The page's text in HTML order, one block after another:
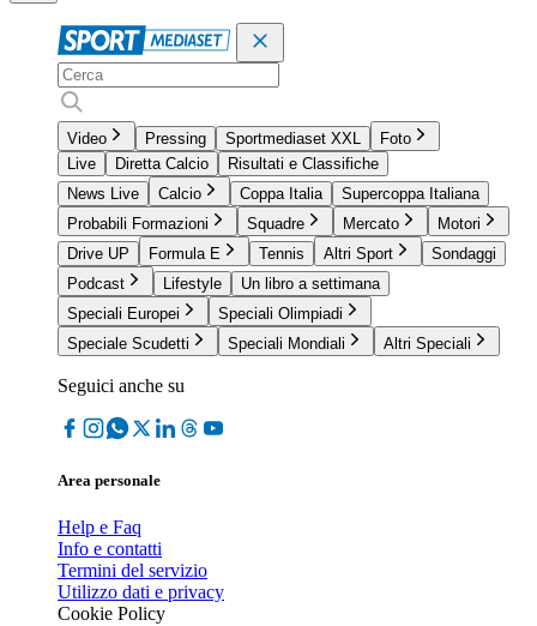
Video Pressing Sportmediaset XXL
Foto
Live
Diretta Calcio
Risultati e Classifiche
News Live
Calcio Coppa Italia
Supercoppa Italiana
Probabili Formazioni
Squadre Mercato
Motori
Drive UP
Formula E Tennis Altri Sport
Sondaggi
Podcast
Lifestyle
Un libro a settimana
Speciali Europei
Speciali Olimpiadi
Speciale Scudetti
Speciali Mondiali Altri Speciali
Seguici anche su
Area personale
Help e Faq
Info e contatti
Termini del servizio
Utilizzo dati e privacy
Cookie Policy